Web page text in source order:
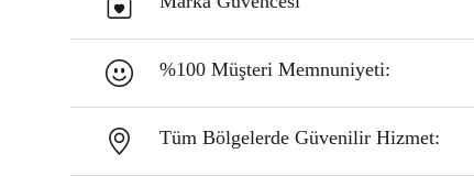
%100 Müşteri Memnuniyeti:
Tüm Bölgelerde Güvenilir Hizmet: